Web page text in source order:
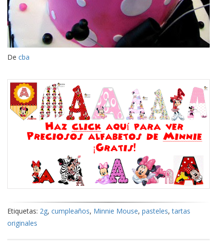
De cba
Etiquetas: 2g, cumpleaños, Minnie Mouse, pasteles,tartas
originales